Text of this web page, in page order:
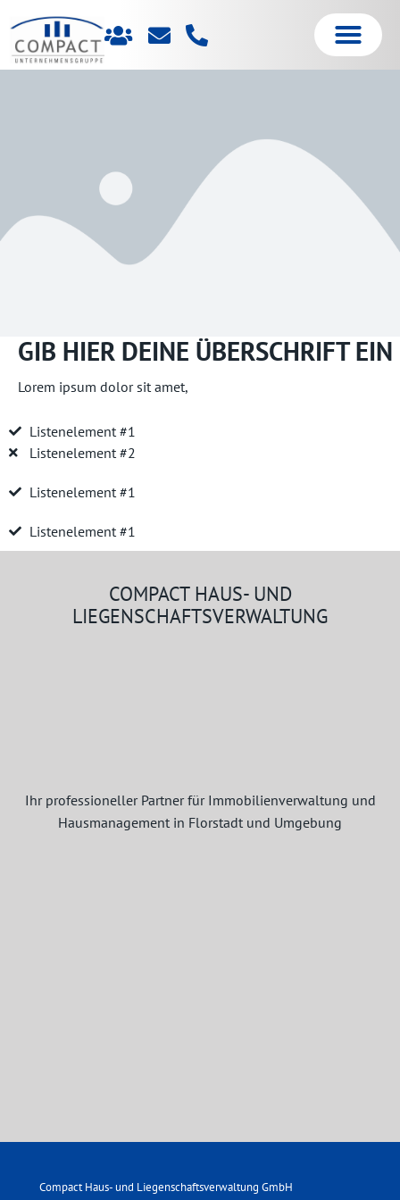
GIB HIER DEINE ÜBERSCHRIFT EIN
Lorem ipsum dolor sit amet,
Listenelement #1
Listenelement #2
Listenelement #1
Listenelement #1
COMPACT HAUS- UND
LIEGENSCHAFTSVERWALTUNG
Ihr professioneller Partner für Immobilienverwaltung und
Hausmanagement in Florstadt und Umgebung
Compact Haus- und Liegenschaftsverwaltung GmbH